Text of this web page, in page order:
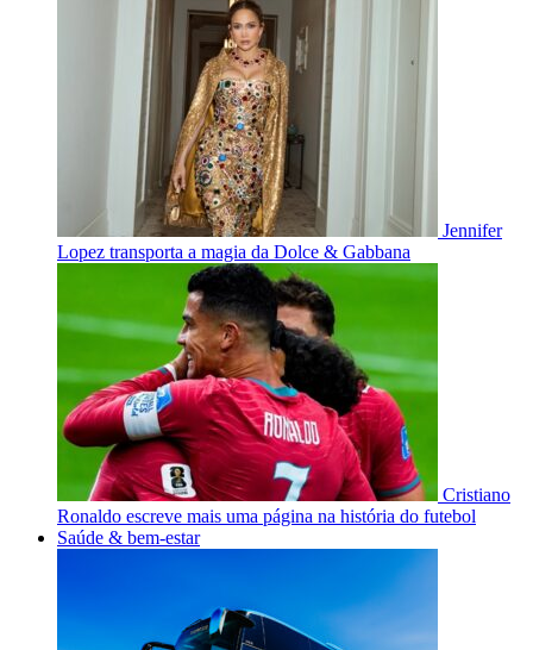
Jennifer
Lopez transporta a magia da Dolce & Gabbana
Cristiano
Ronaldo escreve mais uma página na história do futebol
Saúde & bem-estar